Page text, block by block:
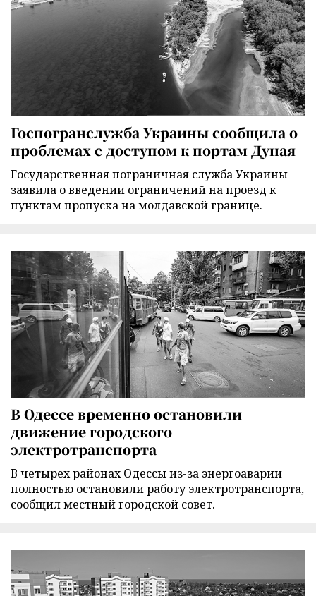
Госпогранслужба Украины сообщила о
проблемах с доступом к портам Дуная
Государственная пограничная служба Украины
заявила о введении ограничений на проезд к
пунктам пропуска на молдавской границе.
В Одессе временно остановили
движение городского
электротранспорта
В четырех районах Одессы из-за энергоаварии
полностью остановили работу электротранспорта,
сообщил местный городской совет.